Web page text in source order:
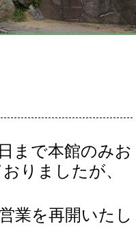
まで本館のみお
りましたが、
業を再開いたし